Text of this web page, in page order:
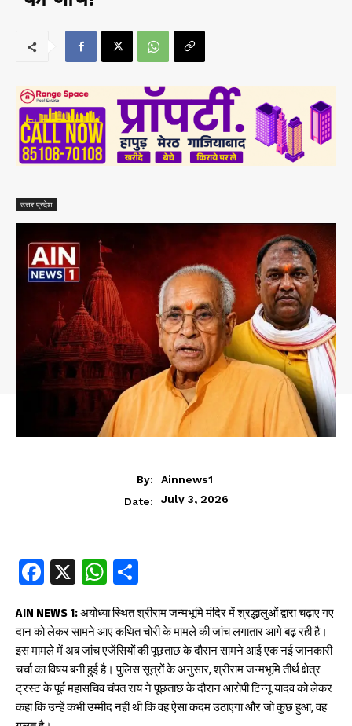
उत्तर प्रदेश
By:
Ainnews1
Date:
July 3, 2026
Fa
ce
b
oo
k
X W
ha
ts
A
p
p
ha
re
AIN NEWS 1:अयोध्या स्थित श्रीराम जन्मभूमि मंदिर में श्रद्धालुओं द्वारा चढ़ाए गए
दान को लेकर सामने आए कथित चोरी के मामले की जांच लगातार आगे बढ़ रही है।
इस मामले में अब जांच एजेंसियों की पूछताछ के दौरान सामने आई एक नई जानकारी
चर्चा का विषय बनी हुई है। पुलिस सूत्रों के अनुसार, श्रीराम जन्मभूमि तीर्थ क्षेत्र
ट्रस्ट के पूर्व महासचिव चंपत राय ने पूछताछ के दौरान आरोपी टिन्नू यादव को लेकर
कहा कि उन्हें कभी उम्मीद नहीं थी कि वह ऐसा कदम उठाएगा और जो कुछ हुआ, वह